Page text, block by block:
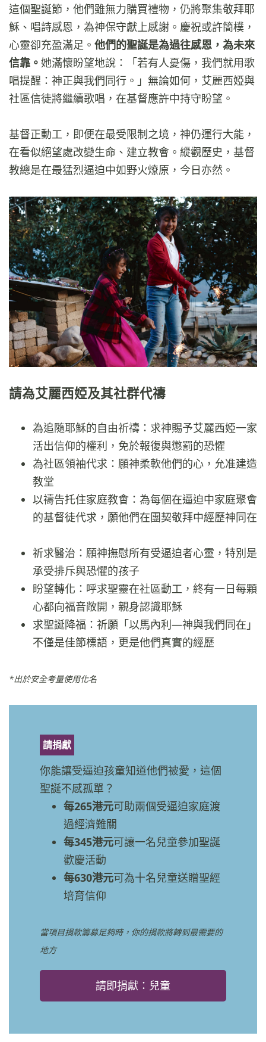
這個聖誕節，他們雖無力購買禮物，仍將聚集敬拜耶
穌、唱詩感恩，為神保守獻上感謝。慶祝或許簡樸，
心靈卻充盈滿足。 他們的聖誕是為過往感恩，為未來
信靠。 她滿懷盼望地說：「若有人憂傷，我們就用歌
唱提醒：神正與我們同行。」無論如何，艾麗西婭與
社區信徒將繼續歌唱，在基督應許中持守盼望。
基督正動工，即便在最受限制之境，神仍運行大能，
在看似絕望處改變生命、建立教會。縱觀歷史，基督
教總是在最猛烈逼迫中如野火燎原，今日亦然。
請為艾麗西婭及其社群代禱
為追隨耶穌的自由祈禱：求神賜予艾麗西婭一家
活出信仰的權利，免於報復與懲罰的恐懼
為社區領袖代求：願神柔軟他們的心，允准建造
教堂
以禱告托住家庭教會：為每個在逼迫中家庭聚會
的基督徒代求，願他們在團契敬拜中經歷神同在
祈求醫治：願神撫慰所有受逼迫者心靈，特別是
承受排斥與恐懼的孩子
盼望轉化：呼求聖靈在社區動工，終有一日每顆
心都向福音敞開，親身認識耶穌
求聖誕降福：祈願「以馬內利—神與我們同在」
不僅是佳節標語，更是他們真實的經歷
*出於安全考量使用化名
請捐獻
你能讓受逼迫孩童知道他們被愛，這個
聖誕不感孤單？
每265港元可助兩個受逼迫家庭渡
過經濟難關
每345港元可讓一名兒童參加聖誕
歡慶活動
每630港元可為十名兒童送贈聖經
培育信仰
當項目捐款籌募足夠時，你的捐款將轉到最需要的
地方
請即捐獻：兒童